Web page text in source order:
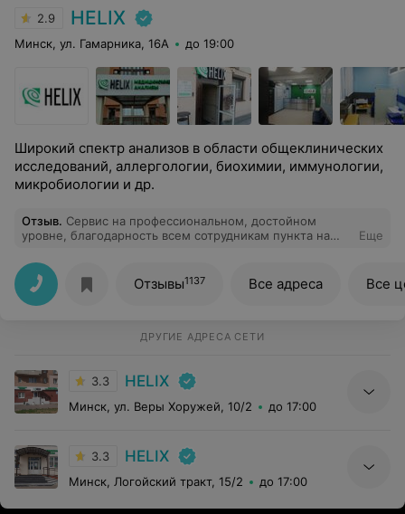
2.9 HELIX
Минск, ул. Гамарника, 16А до 19:00
Широкий спектр анализов в области общеклинических
исследований, аллергологии, биохимии, иммунологии,
микробиологии и др.
Отзыв. Сервис на профессиональном, достойном
уровне, благодарность всем сотрудникам пункта на
Еще
Отзывы1137 Все адреса Все
ДРУГИЕ АДРЕСА СЕТИ
3.3 HELIX
Минск, ул. Веры Хоружей, 10/2 до 17:00
3.3 HELIX
Минск, Логойский тракт, 15/2 до 17:00